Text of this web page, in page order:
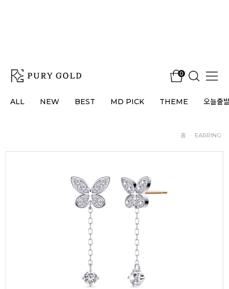
0
ALL NEW BEST MD PICK THEME 오늘출
홈 · EARRING